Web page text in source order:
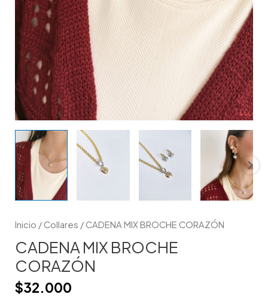
Inicio / Collares / CADENA MIX BROCHE CORAZÓN
CADENA MIX BROCHE
CORAZÓN
$32.000